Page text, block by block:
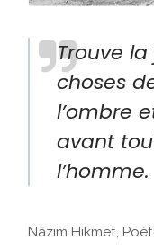
Trouve
choses
l’ombre
avant
l’homme.
Nâzim Hikmet,